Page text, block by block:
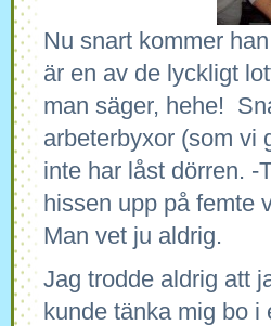
Nu snart kommer
är en av de lyckligt
man säger, hehe!
arbeterbyxor (som vi
inte har låst dörren. -
hissen upp på femte
Man vet ju aldrig.
Jag trodde aldrig att
kunde tänka mig bo i